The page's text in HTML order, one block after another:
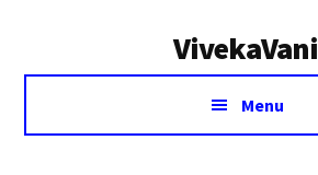
VivekaVani
Voice
Vivekananda
Menu